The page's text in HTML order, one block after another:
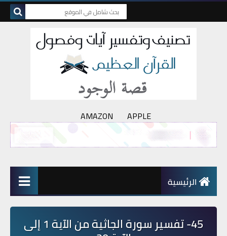
AMAZON APPLE
الرئيسية
45- تفسير سورة الجاثية من الآية 1 إلى